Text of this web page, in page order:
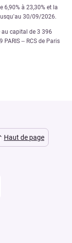
6,90% à 23,30% et la
30/09/2026.
au capital de 3 396
– RCS de Paris
Haut de page